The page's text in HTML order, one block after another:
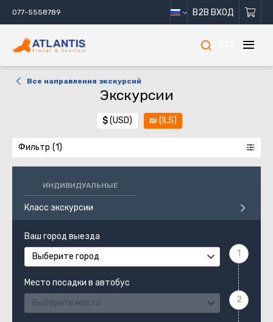
077-5558789 B2B ВХОД
Все направления экскурсий
Экскурсии
$(USD) ₪ (ILS)
Фильтр
ИНДИВИДУАЛЬНЫЕ
Класс экскурсии
Ваш город выезда
Выберите город
Место посадки в автобус
Выберите место